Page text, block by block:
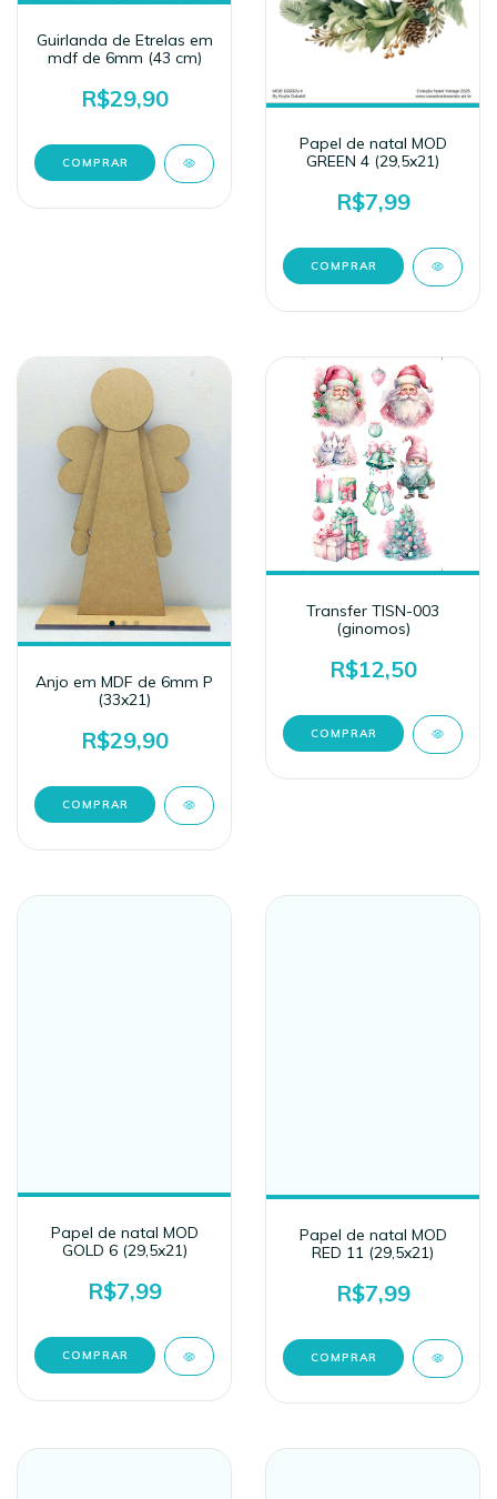
Guirlanda de Etrelas em
mdf de 6mm (43 cm)
R$29,90
Papel de natal MOD
GREEN 4 (29,5x21)
R$7,99
Anjo em MDF de 6mm P
(33x21)
R$29,90
Transfer TISN-003
(ginomos)
R$12,50
Papel de natal MOD
GOLD 6 (29,5x21)
R$7,99
Papel de natal MOD
RED 11 (29,5x21)
R$7,99